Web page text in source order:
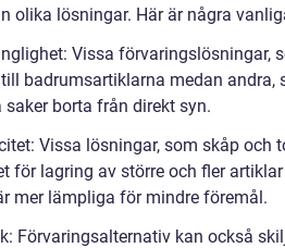
olika lösningar. Här är några
Vissa förvaringslösningar,
badrumsartiklarna medan andra,
borta från direkt syn.
Vissa lösningar, som skåp och
för lagring av större och fler
mer lämpliga för mindre föremål.
Förvaringsalternativ kan också